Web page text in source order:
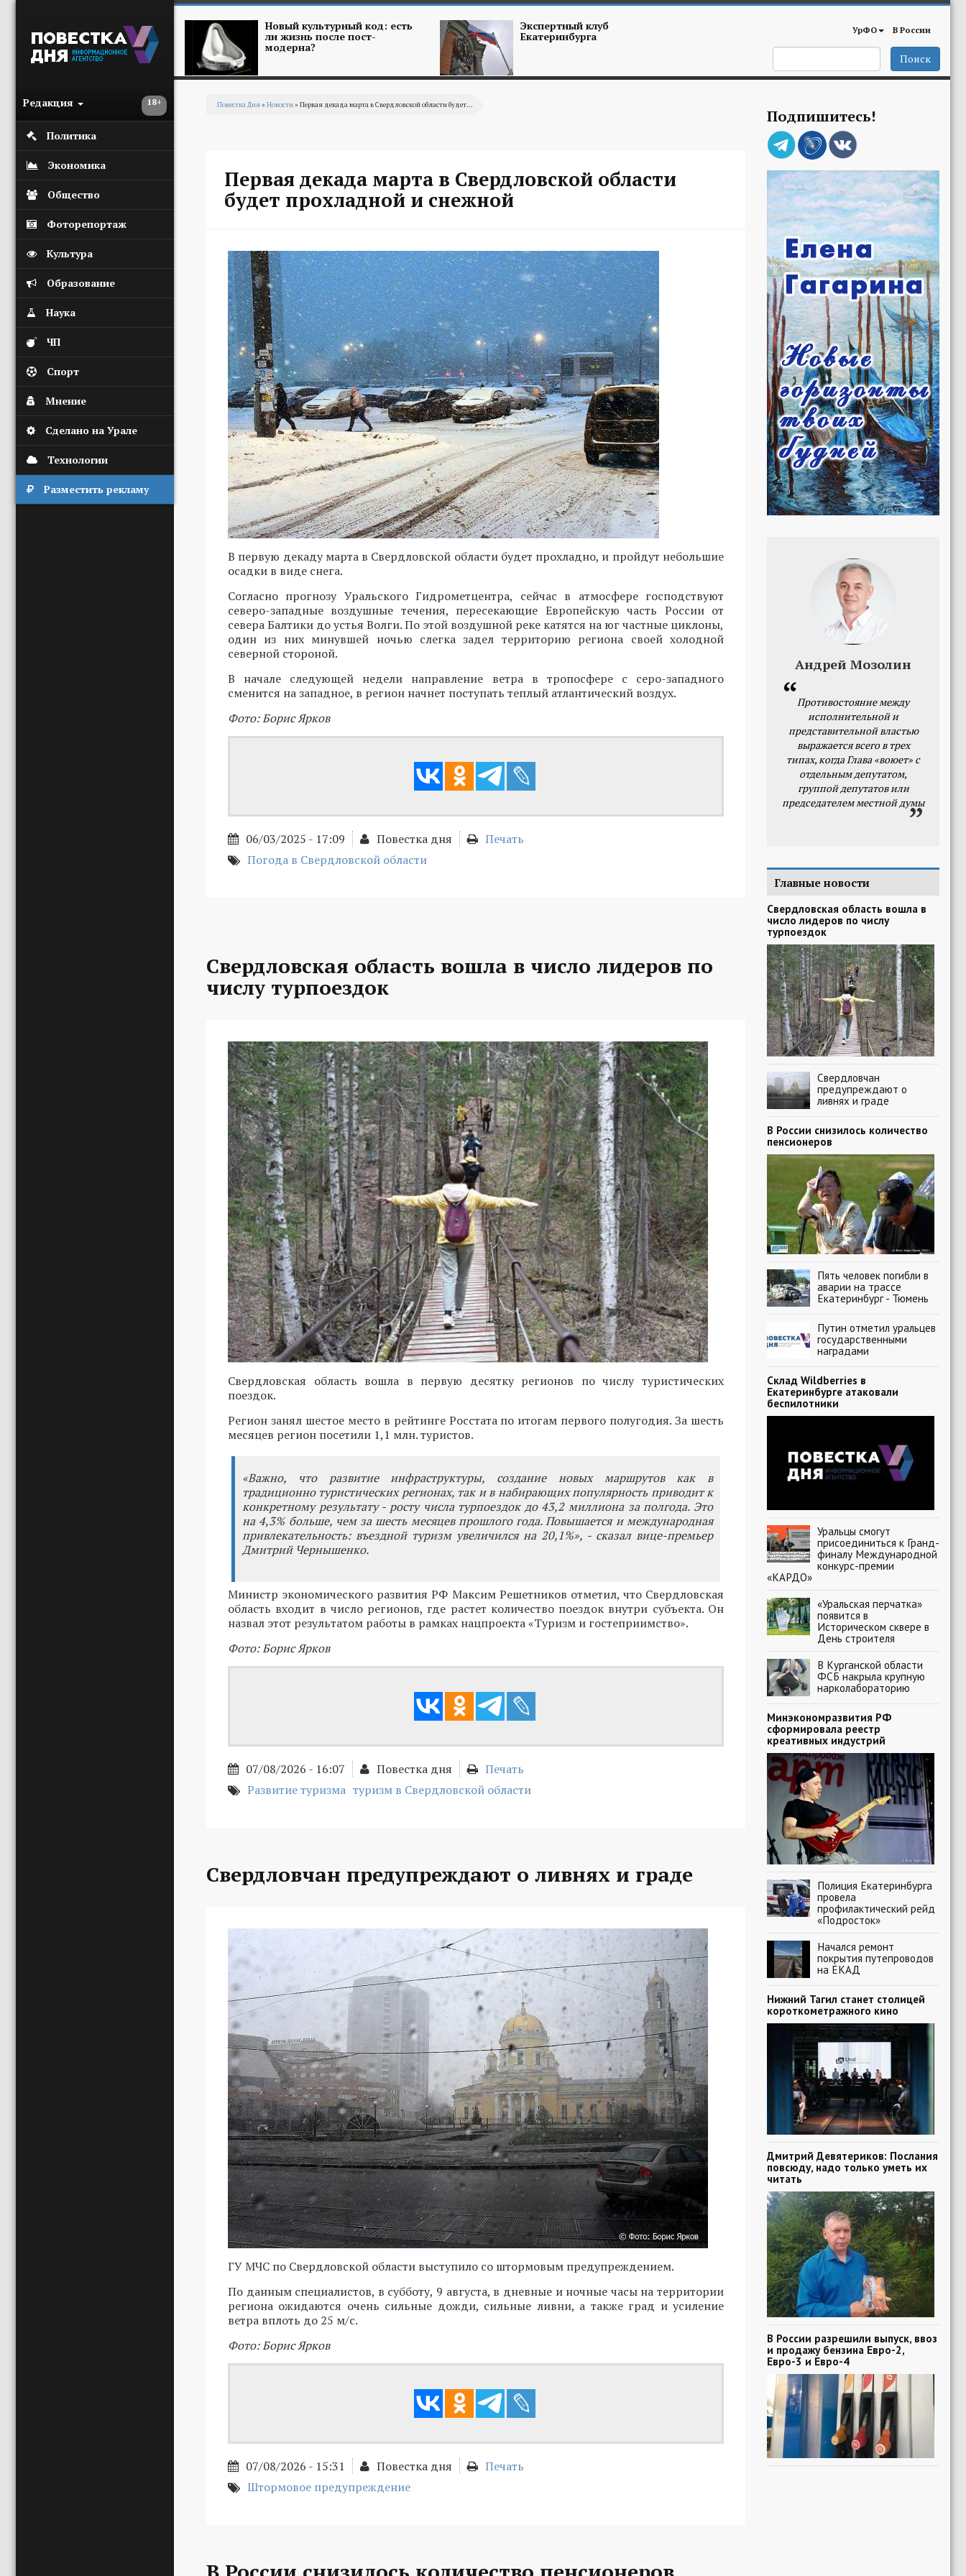
18+
Редакция
Политика
Экономика
Общество
Фоторепортаж
Культура
Образование
Наука
ЧП
Спорт
Мнение
Сделано на Урале
Технологии
Разместить рекламу
Новый культурный код: есть
ли жизнь после пост-
модерна?
Экспертный клуб
Екатеринбурга УрФО В России
Поиск
Повестка Дня» Новости» Первая декада марта в Свердловской области будет...
Первая декада марта в Свердловской области
будет прохладной и снежной
В первую декаду марта в Свердловской области будет прохладно, и пройдут небольшие
осадки в виде снега.
Согласно прогнозу Уральского Гидрометцентра, сейчас в атмосфере господствуют
северо-западные воздушные течения, пересекающие Европейскую часть России от
севера Балтики до устья Волги. По этой воздушной реке катятся на юг частные циклоны,
один из них минувшей ночью слегка задел территорию региона своей холодной
северной стороной.
В начале следующей недели направление ветра в тропосфере с серо-западного
сменится на западное, в регион начнет поступать теплый атлантический воздух.
Фото: Борис Ярков
06/03/2025 - 17:09 Повестка дня
Печать
Погода в Свердловской области
Свердловская область вошла в число лидеров по
числу турпоездок
Свердловская область вошла в первую десятку регионов по числу туристических
поездок.
Регион занял шестое место в рейтинге Росстата по итогам первого полугодия. За шесть
месяцев регион посетили 1,1 млн. туристов.
«Важно, что развитие инфраструктуры, создание новых маршрутов как в
традиционно туристических регионах, так и в набирающих популярность приводит к
конкретному результату - росту числа турпоездок до 43,2 миллиона за полгода. Это
на 4,3% больше, чем за шесть месяцев прошлого года. Повышается и международная
привлекательность: въездной туризм увеличился на 20,1%», - сказал вице-премьер
Дмитрий Чернышенко.
Министр экономического развития РФ Максим Решетников отметил, что Свердловская
область входит в число регионов, где растет количество поездок внутри субъекта. Он
назвал этот результатом работы в рамках нацпроекта «Туризм и гостеприимство».
Фото: Борис Ярков
07/08/2026 - 16:07 Повестка дня
Печать
Развитие туризма туризм в Свердловской области
Свердловчан предупреждают о ливнях и граде
ГУ МЧС по Свердловской области выступило со штормовым предупреждением.
По данным специалистов, в субботу, 9 августа, в дневные и ночные часы на территории
региона ожидаются очень сильные дожди, сильные ливни, а также град и усиление
ветра вплоть до 25 м/с.
Фото: Борис Ярков
07/08/2026 - 15:31 Повестка дня
Печать
Штормовое предупреждение
Подпишитесь!
Андрей Мозолин
Противостояние между
исполнительной и
представительной властью
выражается всего в трех
типах, когда Глава «воюет» с
отдельным депутатом,
группой депутатов или
председателем местной думы
Главные новости
Свердловская область вошла в
число лидеров по числу
турпоездок
Свердловчан
предупреждают о
ливнях и граде
В России снизилось количество
пенсионеров
Пять человек погибли в
аварии на трассе
Екатеринбург - Тюмень
Путин отметил уральцев
государственными
наградами
Склад Wildberries в
Екатеринбурге атаковали
беспилотники
Уральцы смогут
присоединиться к Гранд-
финалу Международной
конкурс-премии
«КАРДО»
«Уральская перчатка»
появится в
Историческом сквере в
День строителя
В Курганской области
ФСБ накрыла крупную
нарколабораторию
Минэкономразвития РФ
сформировала реестр
креативных индустрий
Полиция Екатеринбурга
провела
профилактический рейд
«Подросток»
Начался ремонт
покрытия путепроводов
на ЕКАД
Нижний Тагил станет столицей
короткометражного кино
Дмитрий Девятериков: Послания
повсюду, надо только уметь их
читать
В России разрешили выпуск, ввоз
и продажу бензина Евро-2,
Евро-3 и Евро-4